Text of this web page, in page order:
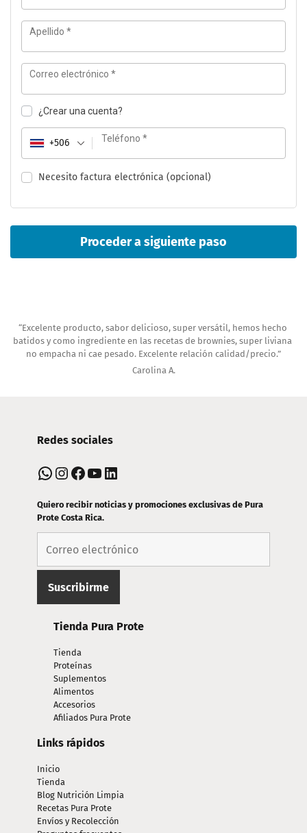
Apellido *
Correo electrónico *
¿Crear una cuenta?
Teléfono *
+506
Necesito factura electrónica (opcional)
Proceder a siguiente paso
“Excelente producto, sabor delicioso, super versátil, hemos hecho
batidos y como ingrediente en las recetas de brownies, super liviana
no empacha ni cae pesado. Excelente relación calidad/precio.”
Carolina A.
Navegación
pie
de
página
Redes sociales
WhatsApp Instagram Facebook YouTube LinkedIn
Quiero recibir noticias y promociones exclusivas de Pura
Prote Costa Rica.
Tienda Pura Prote
Tienda
Proteínas
Suplementos
Alimentos
Accesorios
Afiliados Pura Prote
Links rápidos
Inicio
Tienda
Blog Nutrición Limpia
Recetas Pura Prote
Envíos y Recolección